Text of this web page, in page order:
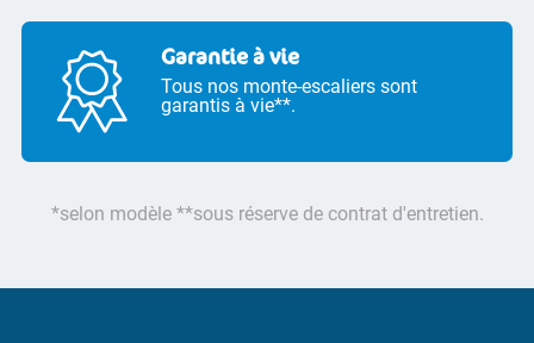
Garantie à vie
Tous nos monte-escaliers sont
garantis à vie**.
*selon modèle **sous réserve de contrat d'entretien.